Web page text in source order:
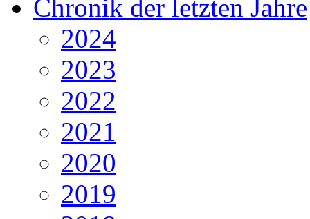
Chronik der letzten Jahre
2024
2023
2022
2021
2020
2019